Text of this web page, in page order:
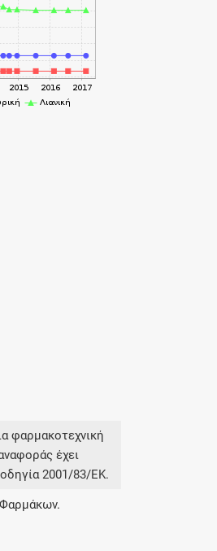
φαρμακοτεχνική
έχει
2001/83/ΕΚ.